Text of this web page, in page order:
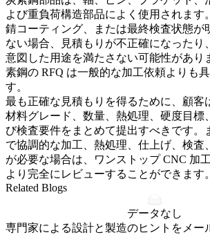
よび重負荷構造部品によく使用されます
錆コーティング、または最終検査状態が
ない場合、見積もりが不正確になったり
意図した用途を満たさない可能性があり
素鋼の RFQ は一般的な加工依頼よりも
す。
最も正確な見積もりを得るために、顧客
材料グレード、数量、熱処理、硬度目標
び検査要件をまとめて提出すべきです。
で協調的な加工、熱処理、仕上げ、検査
が必要な場合は、
ワンストップ CNC 加
より完全にレビューすることができます。
Related Blogs
データなし
専門家による設計と製造のヒントをメー